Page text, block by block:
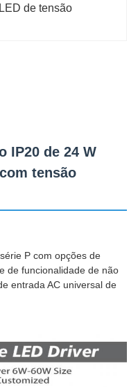
de tensão
IP20 de 24 W
tensão
P com opções de
de funcionalidade de não
entrada AC universal de